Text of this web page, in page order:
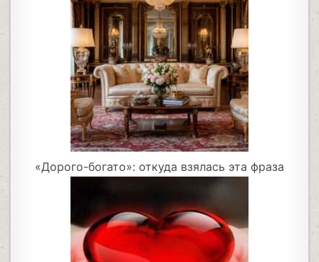
«Дорого-богато»: откуда взялась эта фраза